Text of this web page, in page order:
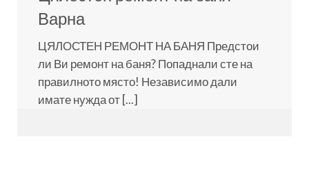
Варна
ЦЯЛОСТЕН РЕМОНТ НА БАНЯ Предстои
ли Ви ремонт на баня? Попаднали сте на
правилното място! Независимо дали
имате нужда от [...]